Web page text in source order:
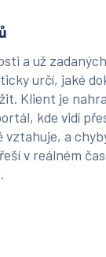
a už
určí, jaké
Klient je
kde vidí
vztahuje, a
v reálném